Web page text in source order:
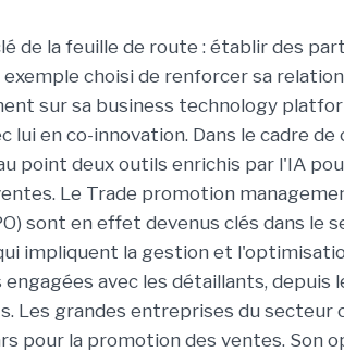
de la feuille de route : établir des
exemple choisi de renforcer sa
sur sa business technology
lui en co-innovation. Dans le cadre
point deux outils enrichis par l'IA
Le Trade promotion
sont en effet devenus clés dans le
impliquent la gestion et
avec les détaillants, depuis
Les grandes entreprises du secteur
pour la promotion des ventes. Son